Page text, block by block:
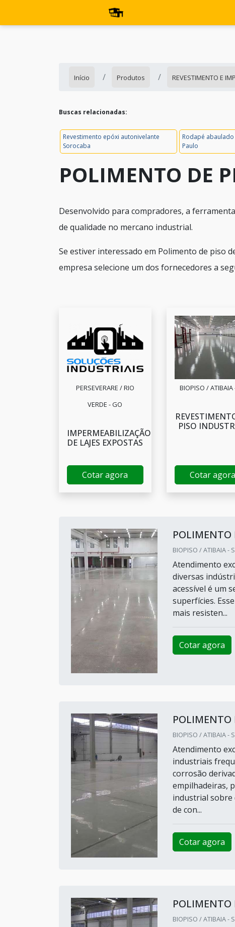
Início Produtos REVESTIMENTO E
Buscas relacionadas:
Revestimento epóxi autonivelante
Sorocaba
Rodapé abaulado
Paulo
POLIMENTO DE
Desenvolvido para compradores, a
de qualidade no mercano industrial.
Se estiver interessado em Polimento de piso
empresa selecione um dos fornecedores a
PERSEVERARE / RIO
VERDE - GO
IMPERMEABILIZAÇÃO
DE LAJES EXPOSTAS
Cotar agora
BIOPISO / ATIBAIA
PISO
Cotar agora
POLIMENTO
BIOPISO / ATIBAIA -
Atendimento
diversas
acessível é um
superfícies.
mais resisten...
Cotar agora
POLIMENTO
BIOPISO / ATIBAIA -
Atendimento
industriais
corrosão
empilhadeiras,
industrial sobre
de con...
Cotar agora
POLIMENTO
BIOPISO / ATIBAIA -